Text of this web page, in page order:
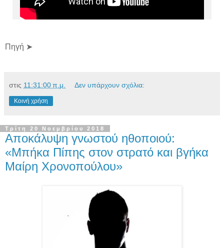
Πηγή ➤
στις 11:31:00 π.μ. Δεν υπάρχουν σχόλια:
Κοινή χρήση
Τρίτη 20 Νοεμβρίου 2018
Αποκάλυψη γνωστού ηθοποιού:
«Μπήκα Πίπης στον στρατό και βγήκα
Μαίρη Χρονοπούλου»